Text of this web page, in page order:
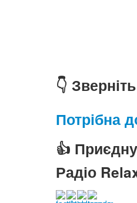
👇
Потрібна
👍
Радіо